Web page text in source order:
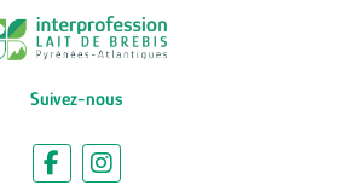
Suivez-nous